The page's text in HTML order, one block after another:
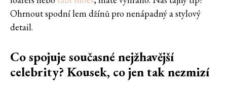
Ohrnout spodní lem džínů pro nenápadný a stylový
detail.
Co spojuje současné nejžhavější
celebrity? Kousek, co jen tak nezmizí